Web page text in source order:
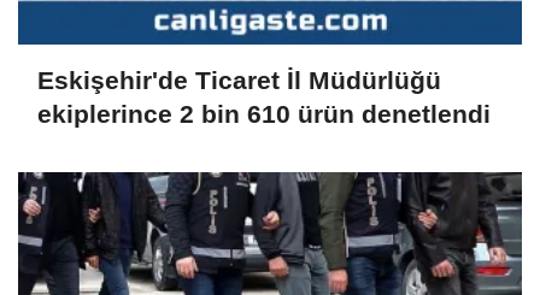
Eskişehir'de Ticaret İl Müdürlüğü
ekiplerince 2 bin 610 ürün denetlendi